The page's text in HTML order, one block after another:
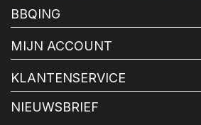
BBQING
MIJN ACCOUNT
KLANTENSERVICE
NIEUWSBRIEF